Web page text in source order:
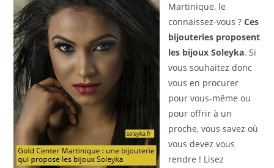
Martinique, le
connaissez-vous ?Ces
bijouteries proposent
les bijoux Soleyka. Si
vous souhaitez donc
vous en procurer
pour vous-même ou
pour offrir à un
proche, vous savez où
vous devez vous
rendre ! Lisez